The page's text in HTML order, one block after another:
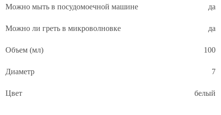
Можно мыть в посудомоечной машине да
Можно ли греть в микроволновке да
Объем (мл) 100
Диаметр 7
Цвет белый